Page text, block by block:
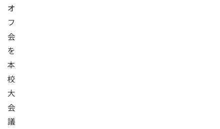
オ
フ
会
を
本
校
大
会
議